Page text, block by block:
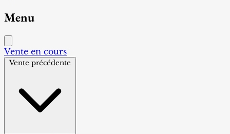
Menu
Vente en cours
Vente précédente